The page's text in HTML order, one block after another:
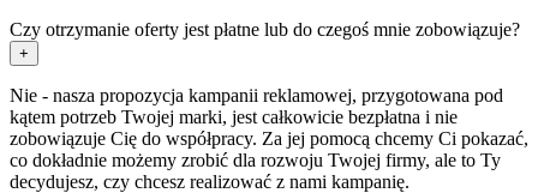
Czy otrzymanie oferty jest płatne lub do czegoś mnie zobowiązuje?
+
Nie - nasza propozycja kampanii reklamowej, przygotowana pod
kątem potrzeb Twojej marki, jest całkowicie bezpłatna i nie
zobowiązuje Cię do współpracy. Za jej pomocą chcemy Ci pokazać,
co dokładnie możemy zrobić dla rozwoju Twojej firmy, ale to Ty
decydujesz, czy chcesz realizować z nami kampanię.